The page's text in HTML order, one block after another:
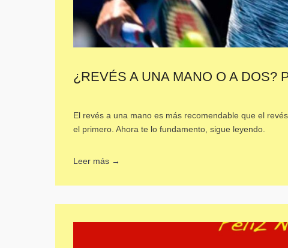
¿REVÉS A UNA MANO O A DOS?
El revés a una mano es más recomendable que el
el primero. Ahora te lo fundamento, sigue leyendo.
Leer más →